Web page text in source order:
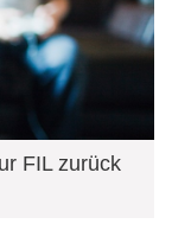
FIL zurück